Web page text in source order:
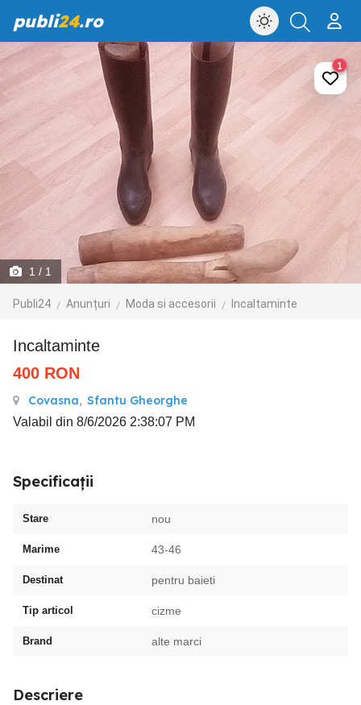
publi24.ro
1 / 1
Publi24 Anunțuri Moda si accesorii Incaltaminte
1
Incaltaminte
400 RON
Covasna, Sfantu Gheorghe
Valabil din 8/6/2026 2:38:07 PM
Specificații
Stare nou
Marime 43-46
Destinat pentru baieti
Tip articol cizme
Brand alte marci
Descriere